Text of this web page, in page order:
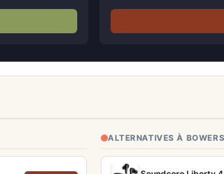
ALTERNATIVES À